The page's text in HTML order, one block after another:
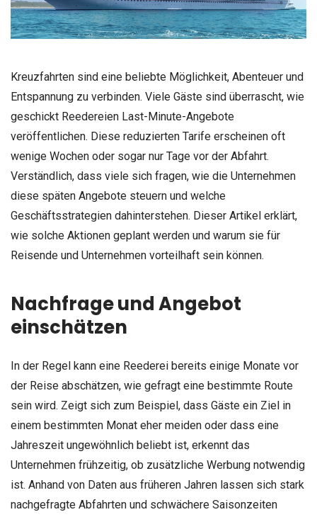
Kreuzfahrten sind eine beliebte Möglichkeit, Abenteuer und
Entspannung zu verbinden. Viele Gäste sind überrascht, wie
geschickt Reedereien Last-Minute-Angebote
veröffentlichen. Diese reduzierten Tarife erscheinen oft
wenige Wochen oder sogar nur Tage vor der Abfahrt.
Verständlich, dass viele sich fragen, wie die Unternehmen
diese späten Angebote steuern und welche
Geschäftsstrategien dahinterstehen. Dieser Artikel erklärt,
wie solche Aktionen geplant werden und warum sie für
Reisende und Unternehmen vorteilhaft sein können.
Nachfrage und Angebot
einschätzen
In der Regel kann eine Reederei bereits einige Monate vor
der Reise abschätzen, wie gefragt eine bestimmte Route
sein wird. Zeigt sich zum Beispiel, dass Gäste ein Ziel in
einem bestimmten Monat eher meiden oder dass eine
Jahreszeit ungewöhnlich beliebt ist, erkennt das
Unternehmen frühzeitig, ob zusätzliche Werbung notwendig
ist. Anhand von Daten aus früheren Jahren lassen sich stark
nachgefragte Abfahrten und schwächere Saisonzeiten